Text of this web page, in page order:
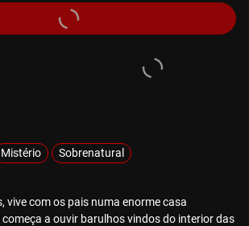
Mistério Sobrenatural
vive com os pais numa enorme casa
a ouvir barulhos vindos do interior das